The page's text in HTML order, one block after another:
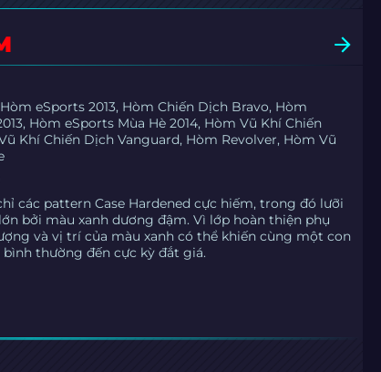
eSports 2013, Hòm Chiến Dịch Bravo, Hòm
Hòm eSports Mùa Hè 2014, Hòm Vũ Khí Chiến
Khí Chiến Dịch Vanguard, Hòm Revolver, Hòm Vũ
các pattern Case Hardened cực hiếm, trong đó lưỡi
bởi màu xanh dương đậm. Vì lớp hoàn thiện phụ
và vị trí của màu xanh có thể khiến cùng một con
thường đến cực kỳ đắt giá.